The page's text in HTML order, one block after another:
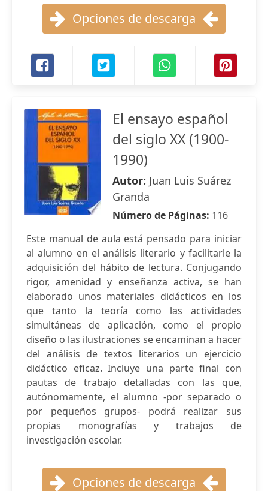
Opciones de descarga
El ensayo español
del siglo XX (1900-
1990)
Autor: Juan Luis Suárez
Granda
Número de Páginas: 116
Este manual de aula está pensado para iniciar
al alumno en el análisis literario y facilitarle la
adquisición del hábito de lectura. Conjugando
rigor, amenidad y enseñanza activa, se han
elaborado unos materiales didácticos en los
que tanto la teoría como las actividades
simultáneas de aplicación, como el propio
diseño o las ilustraciones se encaminan a hacer
del análisis de textos literarios un ejercicio
didáctico eficaz. Incluye una parte final con
pautas de trabajo detalladas con las que,
autónomamente, el alumno -por separado o
por pequeños grupos- podrá realizar sus
propias monografías y trabajos de
investigación escolar.
Opciones de descarga